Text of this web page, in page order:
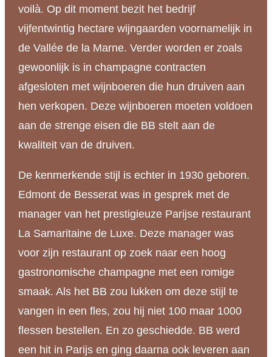
voilà. Op dit moment bezit het bedrijf
vijfentwintig hectare wijngaarden voornamelijk in
de Vallée de la Marne. Verder worden er zoals
gewoonlijk is in champagne contracten
afgesloten met wijnboeren die hun druiven aan
hen verkopen. Deze wijnboeren moeten voldoen
aan de strenge eisen die BB stelt aan de
kwaliteit van de druiven.
De kenmerkende stijl is echter in 1930 geboren.
Edmont de Besserat was in gesprek met de
manager van het prestigieuze Parijse restaurant
La Samaritaine de Luxe. Deze manager was
voor zijn restaurant op zoek naar een hoog
gastronomische champagne met een romige
smaak. Als het BB zou lukken om deze stijl te
vangen in een fles, zou hij niet 100 maar 1000
flessen bestellen. En zo geschiedde. BB werd
een hit in Parijs en ging daarna ook leveren aan